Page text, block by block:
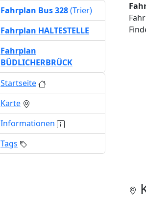
Fahrplan Bus 328(Trier)
Fahrplan HALTESTELLE
Fahrplan
BÜDLICHERBRÜCK
Startseite
Karte
Informationen
Tags